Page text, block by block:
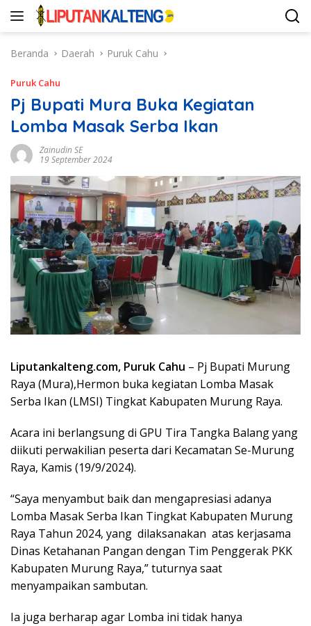
Langsung
Beranda
Daerah Puruk Cahu
Puruk Cahu
Pj Bupati Mura Buka Kegiatan
Lomba Masak Serba Ikan
Zainudin SE
19 September 2024
Liputankalteng.com, Puruk Cahu – Pj Bupati Murung
Raya (Mura),Hermon buka kegiatan Lomba Masak
Serba Ikan (LMSI) Tingkat Kabupaten Murung Raya.
Acara ini berlangsung di GPU Tira Tangka Balang yang
diikuti perwakilian peserta dari Kecamatan Se-Murung
Raya, Kamis (19/9/2024).
“Saya menyambut baik dan mengapresiasi adanya
Lomba Masak Serba Ikan Tingkat Kabupaten Murung
Raya Tahun 2024, yang dilaksanakan atas kerjasama
Dinas Ketahanan Pangan dengan Tim Penggerak PKK
Kabupaten Murung Raya,” tuturnya saat
menyampaikan sambutan.
Ia juga berharap agar Lomba ini tidak hanya